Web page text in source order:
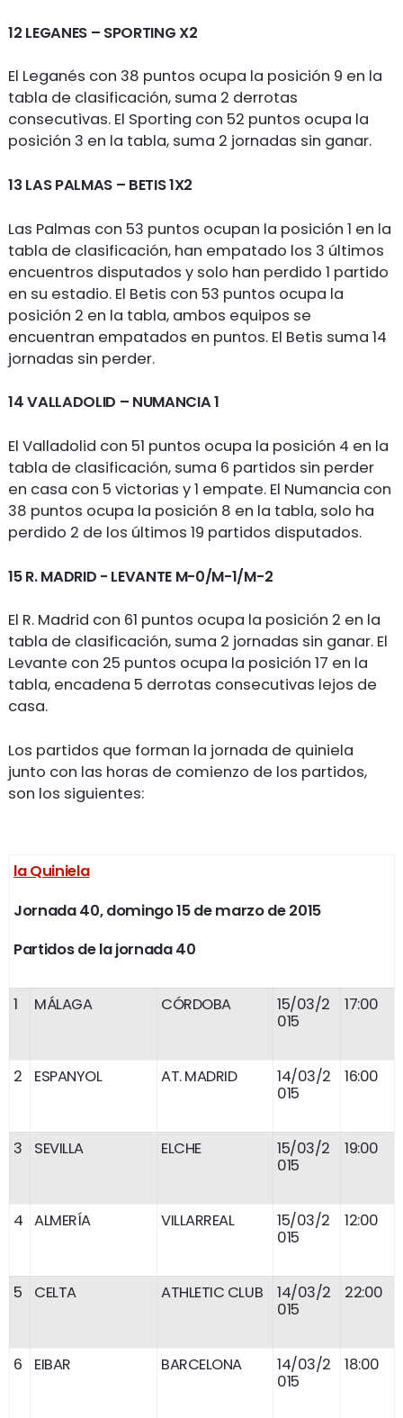
12 LEGANES – SPORTING X2
El Leganés con 38 puntos ocupa la posición 9 en la
tabla de clasificación, suma 2 derrotas
consecutivas. El Sporting con 52 puntos ocupa la
posición 3 en la tabla, suma 2 jornadas sin ganar.
13 LAS PALMAS – BETIS 1X2
Las Palmas con 53 puntos ocupan la posición 1 en la
tabla de clasificación, han empatado los 3 últimos
encuentros disputados y solo han perdido 1 partido
en su estadio. El Betis con 53 puntos ocupa la
posición 2 en la tabla, ambos equipos se
encuentran empatados en puntos. El Betis suma 14
jornadas sin perder.
14 VALLADOLID – NUMANCIA 1
El Valladolid con 51 puntos ocupa la posición 4 en la
tabla de clasificación, suma 6 partidos sin perder
en casa con 5 victorias y 1 empate. El Numancia con
38 puntos ocupa la posición 8 en la tabla, solo ha
perdido 2 de los últimos 19 partidos disputados.
15 R. MADRID - LEVANTE M-0/M-1/M-2
El R. Madrid con 61 puntos ocupa la posición 2 en la
tabla de clasificación, suma 2 jornadas sin ganar. El
Levante con 25 puntos ocupa la posición 17 en la
tabla, encadena 5 derrotas consecutivas lejos de
casa.
Los partidos que forman la jornada de quiniela
junto con las horas de comienzo de los partidos,
son los siguientes:
la Quiniela
Jornada 40, domingo 15 de marzo de 2015
Partidos de la jornada 40
1 MÁLAGA CÓRDOBA
15/03/2
015
17:00
2 ESPANYOL AT. MADRID
14/03/2
015
16:00
3 SEVILLA ELCHE
15/03/2
015
19:00
4 ALMERÍA VILLARREAL
15/03/2
015
12:00
5 CELTA ATHLETIC CLUB
14/03/2
015
22:00
6 EIBAR BARCELONA
14/03/2
015
18:00